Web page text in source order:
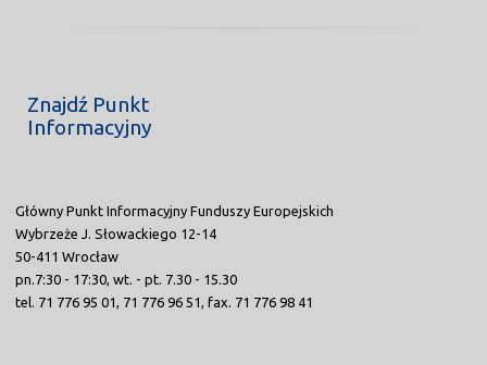
Znajdź Punkt
Informacyjny
Główny Punkt Informacyjny Funduszy Europejskich
Wybrzeże J. Słowackiego 12-14
50-411 Wrocław
pn.7:30 - 17:30, wt. - pt. 7.30 - 15.30
tel. 71 776 95 01, 71 776 96 51, fax. 71 776 98 41